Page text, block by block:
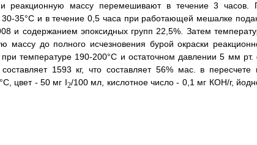
реакционную массу перемешивают в течение 3 часов.
30-35°С и в течение 0,5 часа при работающей мешалке
и содержанием эпоксидных групп 22,5%. Затем
до полного исчезновения бурой окраски
температуре 190-200°С и остаточном давлении 5 мм рт.
1593 кг, что составляет 56% мас. в пересчете
цвет - 50 мг I2/100 мл, кислотное число - 0,1 мг КОН/г,